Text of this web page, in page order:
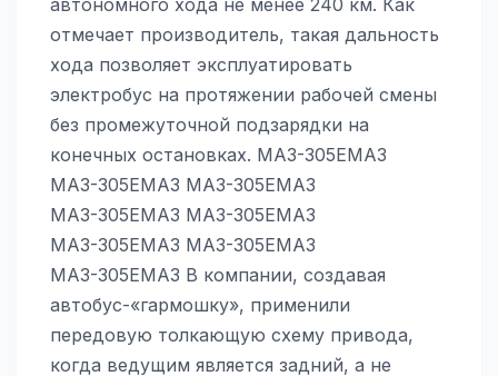
отмечает производитель, такая дальность
хода позволяет эксплуатировать
электробус на протяжении рабочей смены
без промежуточной подзарядки на
конечных остановках. МАЗ-305ЕМАЗ
МАЗ-305ЕМАЗ МАЗ-305ЕМАЗ
МАЗ-305ЕМАЗ МАЗ-305ЕМАЗ
МАЗ-305ЕМАЗ МАЗ-305ЕМАЗ
МАЗ-305ЕМАЗ В компании, создавая
автобус-«гармошку», применили
передовую толкающую схему привода,
когда ведущим является задний, а не